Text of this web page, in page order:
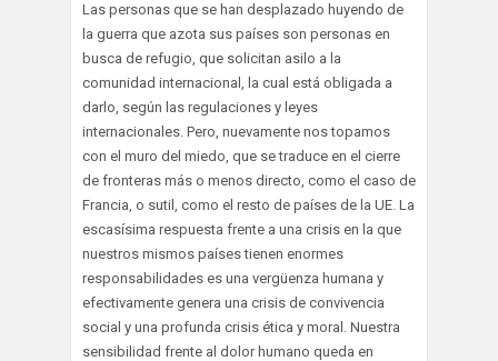
Las personas que se han desplazado huyendo de
la guerra que azota sus países son personas en
busca de refugio, que solicitan asilo a la
comunidad internacional, la cual está obligada a
darlo, según las regulaciones y leyes
internacionales. Pero, nuevamente nos topamos
con el muro del miedo, que se traduce en el cierre
de fronteras más o menos directo, como el caso de
Francia, o sutil, como el resto de países de la UE. La
escasísima respuesta frente a una crisis en la que
nuestros mismos países tienen enormes
responsabilidades es una vergüenza humana y
efectivamente genera una crisis de convivencia
social y una profunda crisis ética y moral. Nuestra
sensibilidad frente al dolor humano queda en